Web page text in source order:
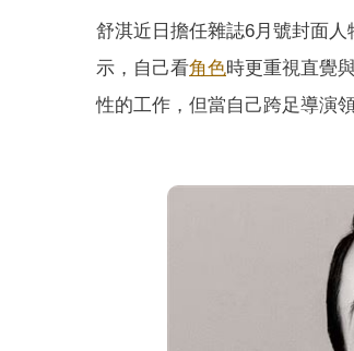
舒淇近日擔任雜誌6月號封面
示，自己看角色時更重視直覺
性的工作，但當自己跨足導演